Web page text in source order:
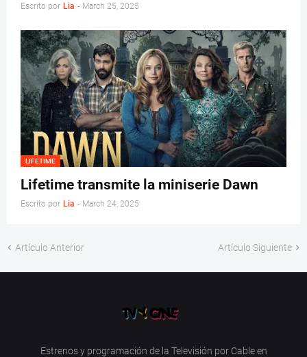
Escrito por Lia - March 25, 2025
LIFETIME
Lifetime transmite la miniserie Dawn
Escrito por Lia - March 24, 2025
Artículo Anterior Artículo Siguiente
Estrenos y programación de la Televisión por Cable en